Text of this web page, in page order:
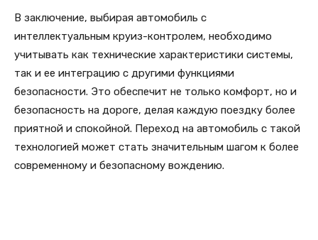
В заключение, выбирая автомобиль с
интеллектуальным круиз-контролем, необходимо
учитывать как технические характеристики системы,
так и ее интеграцию с другими функциями
безопасности. Это обеспечит не только комфорт, но и
безопасность на дороге, делая каждую поездку более
приятной и спокойной. Переход на автомобиль с такой
технологией может стать значительным шагом к более
современному и безопасному вождению.